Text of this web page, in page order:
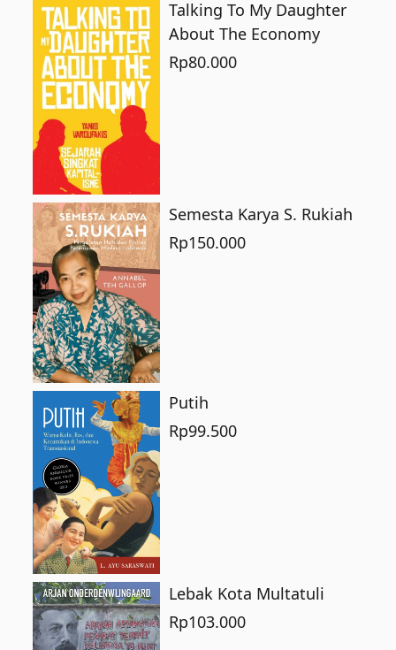
Talking To My Daughter
About The Economy
Rp80.000
Semesta Karya S. Rukiah
Rp150.000
Putih
Rp99.500
Lebak Kota Multatuli
Rp103.000